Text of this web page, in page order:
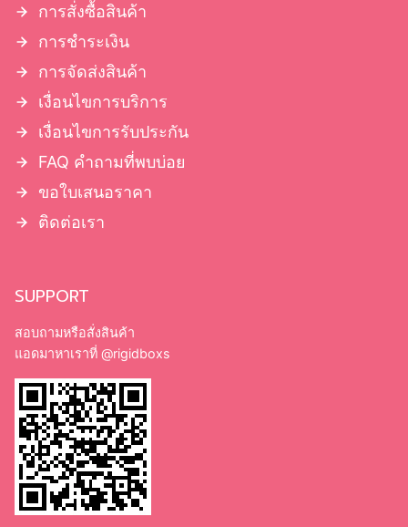
การสั่งซื้อสินค้า
การชำระเงิน
การจัดส่งสินค้า
เงื่อนไขการบริการ
เงื่อนไขการรับประกัน
FAQ คำถามที่พบบ่อย
ขอใบเสนอราคา
ติดต่อเรา
SUPPORT
สอบถามหรือสั่งสินค้า
แอดมาหาเราที่ @rigidboxs